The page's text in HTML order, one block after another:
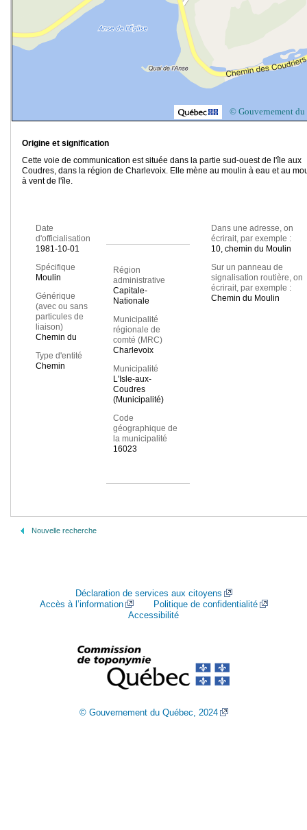
© Gouvernement du
Origine et signification
Cette voie de communication est située dans la partie sud-ouest de l'île aux
Coudres, dans la région de Charlevoix. Elle mène au moulin à eau et au
à vent de l'île.
Date
d'officialisation
1981-10-01
Spécifique
Moulin
Générique
(avec ou sans
particules de
liaison)
Chemin du
Type d'entité
Chemin
Région
administrative
Capitale-
Nationale
Municipalité
régionale de
comté (MRC)
Charlevoix
Municipalité
L'Isle-aux-
Coudres
(Municipalité)
Code
géographique de
la municipalité
16023
Dans une adresse, on
écrirait, par exemple :
10, chemin du Moulin
Sur un panneau de
signalisation routière, on
écrirait, par exemple :
Chemin du Moulin
Nouvelle recherche
Déclaration de services aux citoyens
Accès à l’information
Politique de confidentialité
Accessibilité
© Gouvernement du Québec, 2024